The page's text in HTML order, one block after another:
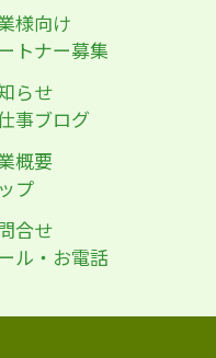
様向け
トナー募集
らせ
事ブログ
概要
プ
合せ
ル・お電話